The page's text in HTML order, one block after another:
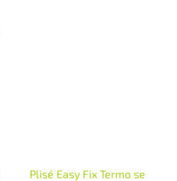
Plisé Easy Fix Termo se